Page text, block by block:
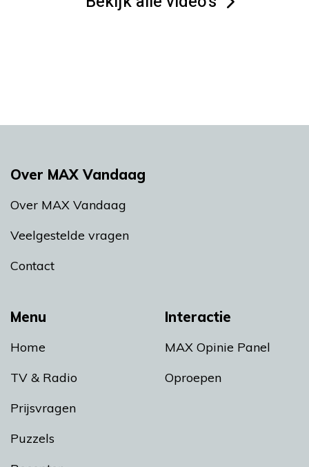
Menu
Home
TV & Radio
Prijsvragen
Puzzels
Interactie
MAX Opinie Panel
Oproepen
Over MAX Vandaag
Over MAX Vandaag
Veelgestelde vragen
Contact